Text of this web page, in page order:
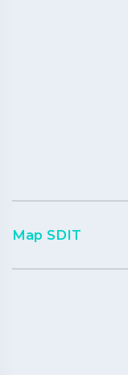
Map SDIT